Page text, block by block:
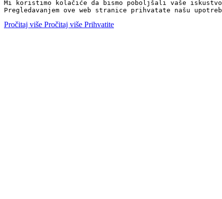
Mi koristimo kolačiće da bismo poboljšali vaše
Pregledavanjem ove web stranice prihvatate našu
Pročitaj više Pročitaj više Prihvatite